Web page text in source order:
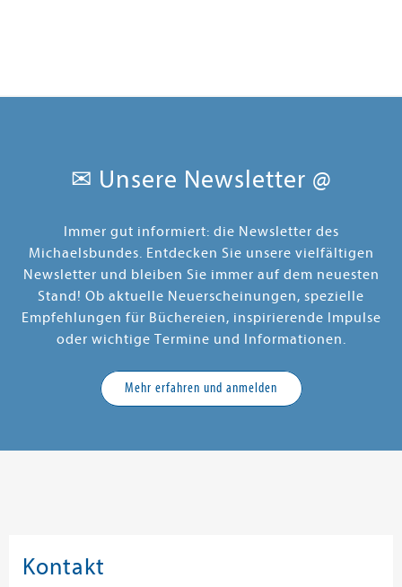
✉ Unsere Newsletter @
Immer gut informiert: die Newsletter des
Michaelsbundes. Entdecken Sie unsere vielfältigen
Newsletter und bleiben Sie immer auf dem neuesten
Stand! Ob aktuelle Neuerscheinungen, spezielle
Empfehlungen für Büchereien, inspirierende Impulse
oder wichtige Termine und Informationen.
Mehr erfahren und anmelden
Kontakt